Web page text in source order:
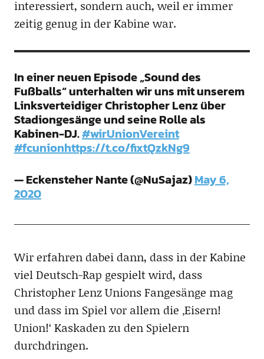
interessiert, sondern auch, weil er immer
zeitig genug in der Kabine war.
In einer neuen Episode „Sound des
Fußballs“ unterhalten wir uns mit unserem
Linksverteidiger Christopher Lenz über
Stadiongesänge und seine Rolle als
Kabinen-DJ.#wirUnionVereint
#fcunionhttps://t.co/fixtQzkNg9
— Eckensteher Nante (@NuSajaz)May 6,
2020
Wir erfahren dabei dann, dass in der Kabine
viel Deutsch-Rap gespielt wird, dass
Christopher Lenz Unions Fangesänge mag
und dass im Spiel vor allem die ‚Eisern!
Union!‘ Kaskaden zu den Spielern
durchdringen.